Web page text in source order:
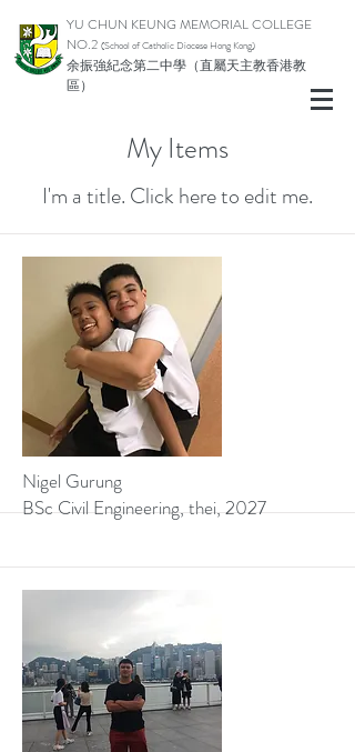
YU CHUN KEUNG MEMORIAL COLLEGE
NO.2 (School of Catholic Diocese Hong Kong)
余振強紀念第二中學（直屬天主教香港教
區）
My Items
I'm a title. ​Click here to edit me.
Nigel Gurung
BSc Civil Engineering, thei, 2027